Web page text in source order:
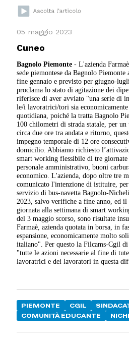
05 maggio 2023
Cuneo
Bagnolo Piemonte - L'azienda
sede piemontese da Bagnolo
fine gennaio e previsto per giugno-
proclama lo stato di agitazione dei
riferisce di aver avviato "una serie di
le/i lavoratrici/tori sia
quotidiana, poiché la tratta Bagnolo
100 chilometri di strada statale, per
circa due ore tra andata e ritorno,
impegno temporale di 12 ore
domicilio. Abbiamo richiesto
smart working flessibile di tre
personale amministrativo, buoni
economico. L'azienda, dopo oltre tre
comunicato l'intenzione di istituire,
servizio di bus-navetta Bagnolo-
2023, salvo verifiche a fine anno, ed
giornata alla settimana di smart
del 3 maggio scorso, sono risultate
Farmaè, azienda quotata in borsa, in
espansione, economicamente molto
italiano". Per questo la Filcams-Cgil
"tutte le azioni necessarie al fine di
lavoratrici e dei lavoratori in questa
PIEMONTE CGIL
COMUNITÀ EDUCANTE